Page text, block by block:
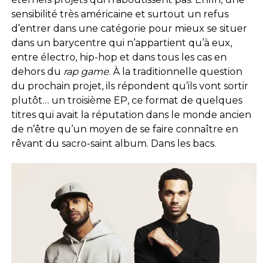
sensibilité très américaine et surtout un refus
d’entrer dans une catégorie pour mieux se situer
dans un barycentre qui n’appartient qu’à eux,
entre électro, hip-hop et dans tous les cas en
dehors du rap game. À la traditionnelle question
du prochain projet, ils répondent qu’ils vont sortir
plutôt… un troisième EP, ce format de quelques
titres qui avait la réputation dans le monde ancien
de n’être qu’un moyen de se faire connaître en
rêvant du sacro-saint album. Dans les bacs.